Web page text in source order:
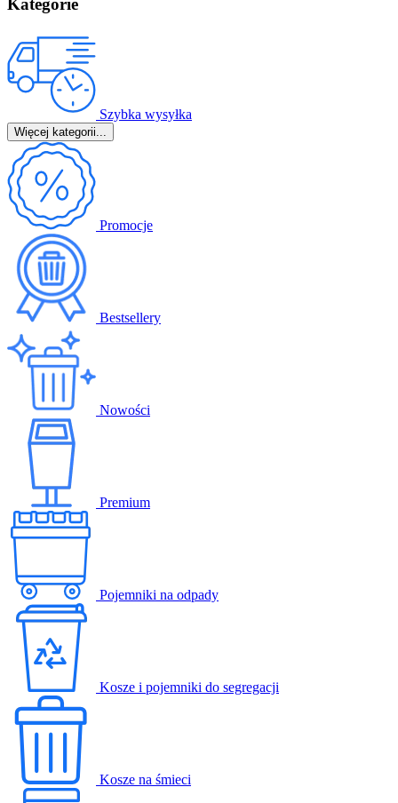
Kategorie
Szybka wysyłka
Więcej kategorii...
Promocje
Bestsellery
Nowości
Premium
Pojemniki na odpady
Kosze i pojemniki do segregacji
Kosze na śmieci